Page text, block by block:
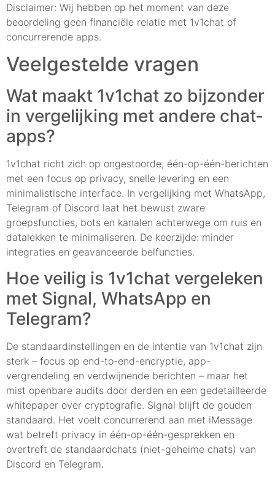
Disclaimer: Wij hebben op het moment van deze
beoordeling geen financiële relatie met 1v1chat of
concurrerende apps.
Veelgestelde vragen
Wat maakt 1v1chat zo bijzonder
in vergelijking met andere chat-
apps?
1v1chat richt zich op ongestoorde, één-op-één-berichten
met een focus op privacy, snelle levering en een
minimalistische interface. In vergelijking met WhatsApp,
Telegram of Discord laat het bewust zware
groepsfuncties, bots en kanalen achterwege om ruis en
datalekken te minimaliseren. De keerzijde: minder
integraties en geavanceerde belfuncties.
Hoe veilig is 1v1chat vergeleken
met Signal, WhatsApp en
Telegram?
De standaardinstellingen en de intentie van 1v1chat zijn
sterk – focus op end-to-end-encryptie, app-
vergrendeling en verdwijnende berichten – maar het
mist openbare audits door derden en een gedetailleerde
whitepaper over cryptografie. Signal blijft de gouden
standaard. Het voelt concurrerend aan met iMessage
wat betreft privacy in één-op-één-gesprekken en
overtreft de standaardchats (niet-geheime chats) van
Discord en Telegram.